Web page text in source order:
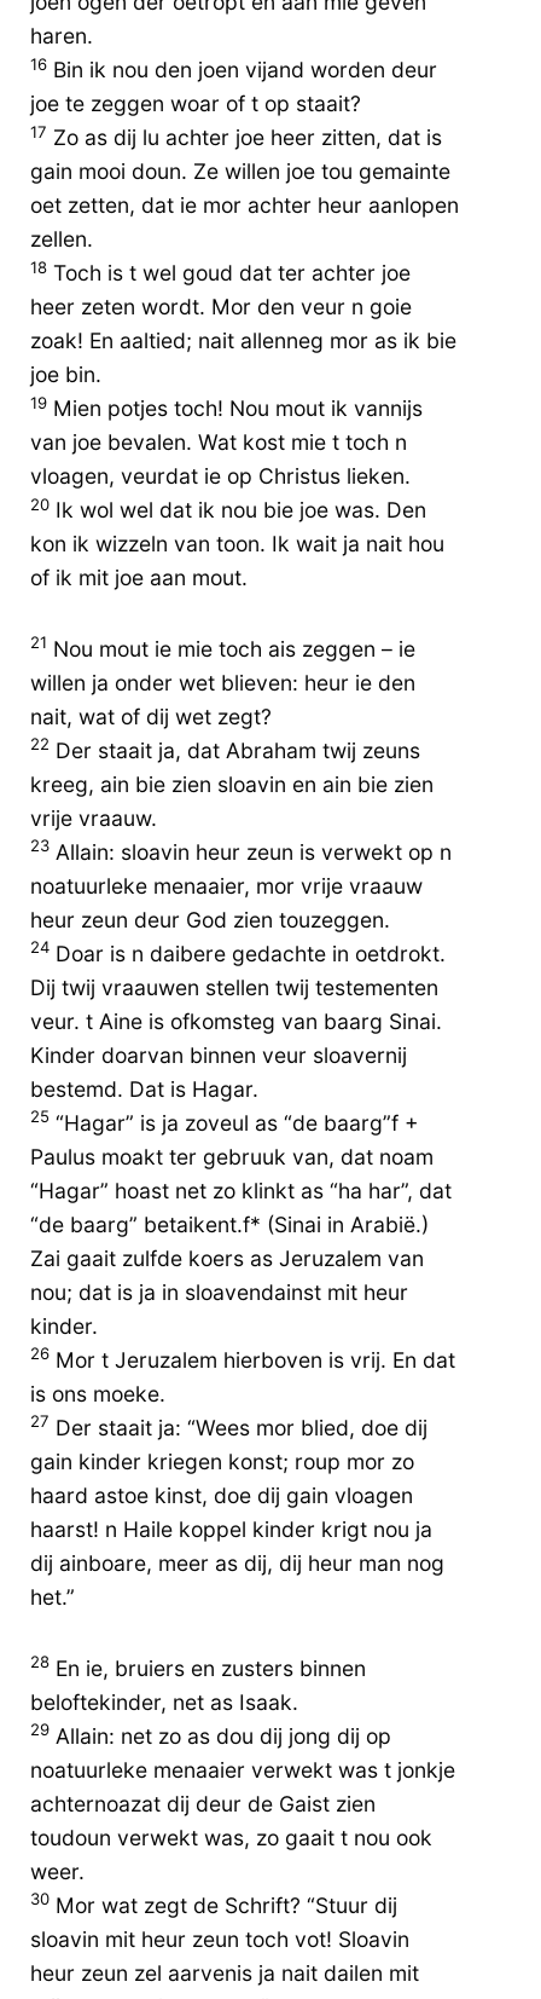
haren.
16 Bin ik nou den joen vijand worden deur
joe te zeggen woar of t op staait?
17 Zo as dij lu achter joe heer zitten, dat is
gain mooi doun. Ze willen joe tou gemainte
oet zetten, dat ie mor achter heur aanlopen
zellen.
18 Toch is t wel goud dat ter achter joe
heer zeten wordt. Mor den veur n goie
zoak! En aaltied; nait allenneg mor as ik bie
joe bin.
19 Mien potjes toch! Nou mout ik vannijs
van joe bevalen. Wat kost mie t toch n
vloagen, veurdat ie op Christus lieken.
20 Ik wol wel dat ik nou bie joe was. Den
kon ik wizzeln van toon. Ik wait ja nait hou
of ik mit joe aan mout.
21 Nou mout ie mie toch ais zeggen – ie
willen ja onder wet blieven: heur ie den
nait, wat of dij wet zegt?
22 Der staait ja, dat Abraham twij zeuns
kreeg, ain bie zien sloavin en ain bie zien
vrije vraauw.
23 Allain: sloavin heur zeun is verwekt op n
noatuurleke menaaier, mor vrije vraauw
heur zeun deur God zien touzeggen.
24 Doar is n daibere gedachte in oetdrokt.
Dij twij vraauwen stellen twij testementen
veur. t Aine is ofkomsteg van baarg Sinai.
Kinder doarvan binnen veur sloavernij
bestemd. Dat is Hagar.
25 “Hagar” is ja zoveul as “de baarg”f +
Paulus moakt ter gebruuk van, dat noam
“Hagar” hoast net zo klinkt as “ha har”, dat
“de baarg” betaikent.f* (Sinai in Arabië.)
Zai gaait zulfde koers as Jeruzalem van
nou; dat is ja in sloavendainst mit heur
kinder.
26 Mor t Jeruzalem hierboven is vrij. En dat
is ons moeke.
27 Der staait ja: “Wees mor blied, doe dij
gain kinder kriegen konst; roup mor zo
haard astoe kinst, doe dij gain vloagen
haarst! n Haile koppel kinder krigt nou ja
dij ainboare, meer as dij, dij heur man nog
het.”
28 En ie, bruiers en zusters binnen
beloftekinder, net as Isaak.
29 Allain: net zo as dou dij jong dij op
noatuurleke menaaier verwekt was t jonkje
achternoazat dij deur de Gaist zien
toudoun verwekt was, zo gaait t nou ook
weer.
30 Mor wat zegt de Schrift? “Stuur dij
sloavin mit heur zeun toch vot! Sloavin
heur zeun zel aarvenis ja nait dailen mit